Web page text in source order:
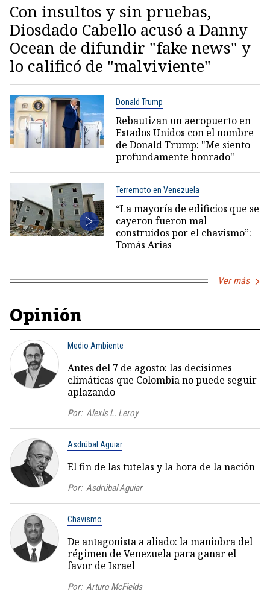
Con insultos y sin pruebas,
Diosdado Cabello acusó a Danny
Ocean de difundir "fake news" y
lo calificó de "malviviente"
Donald Trump
Rebautizan un aeropuerto en
Estados Unidos con el nombre
de Donald Trump: "Me siento
profundamente honrado"
Terremoto en Venezuela
“La mayoría de edificios que se
cayeron fueron mal
construidos por el chavismo”:
Tomás Arias
Ver más
Opinión
Medio Ambiente
Antes del 7 de agosto: las decisiones
climáticas que Colombia no puede seguir
aplazando
Por: Alexis L. Leroy
Asdrúbal Aguiar
El fin de las tutelas y la hora de la nación
Por: Asdrúbal Aguiar
Chavismo
De antagonista a aliado: la maniobra del
régimen de Venezuela para ganar el
favor de Israel
Por: Arturo McFields